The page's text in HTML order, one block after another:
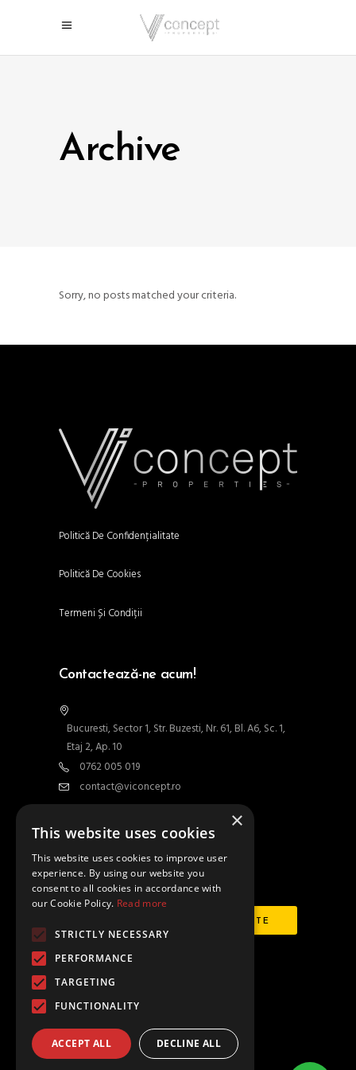
Archive
Sorry, no posts matched your criteria.
Politică De Confidențialitate
Politică De Cookies
Termeni Și Condiții
Contactează-ne acum!
Bucuresti, Sector 1, Str. Buzesti, Nr. 61, Bl. A6, Sc. 1,
Etaj 2, Ap. 10
0762 005 019
contact@viconcept.ro
Contact
Abonează-te la newsletter
Urmăriți-ne și pe:
×
This website uses cookies
This website uses cookies to improve user
experience. By using our website you
consent to all cookies in accordance with
our Cookie Policy. Read more
STRICTLY NECESSARY
PERFORMANCE
TARGETING
FUNCTIONALITY
ACCEPT ALL DECLINE ALL